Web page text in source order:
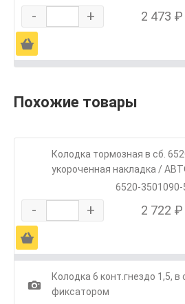
- + 2 473 ₽
Ä
Похожие товары
Колодка тормозная в сб.
укороченная накладка /
6520-3501090-
- + 2 722 ₽
Ä
1
Колодка 6 конт.гнездо 1,5,
фиксатором